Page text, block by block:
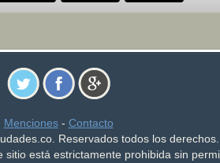
Menciones- Contacto
Reservados todos los derechos.
sitio está estrictamente prohibida sin